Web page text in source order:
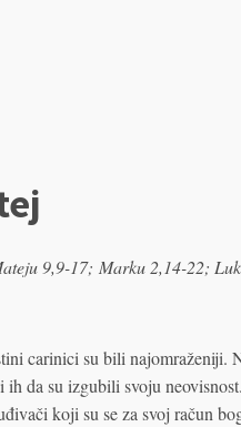
9,9-17; Marku 2,14-22;
carinici su bili najomraženiji.
da su izgubili svoju
koji su se za svoj račun